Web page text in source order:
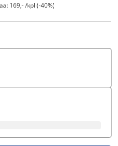
169,- /kpl (-40%)